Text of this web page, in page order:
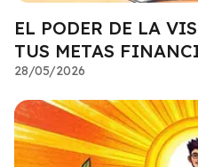
EL PODER DE LA
TUS METAS
28/05/2026